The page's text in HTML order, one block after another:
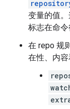
变量的值
标志在命令
在 repo 规
在性、内容